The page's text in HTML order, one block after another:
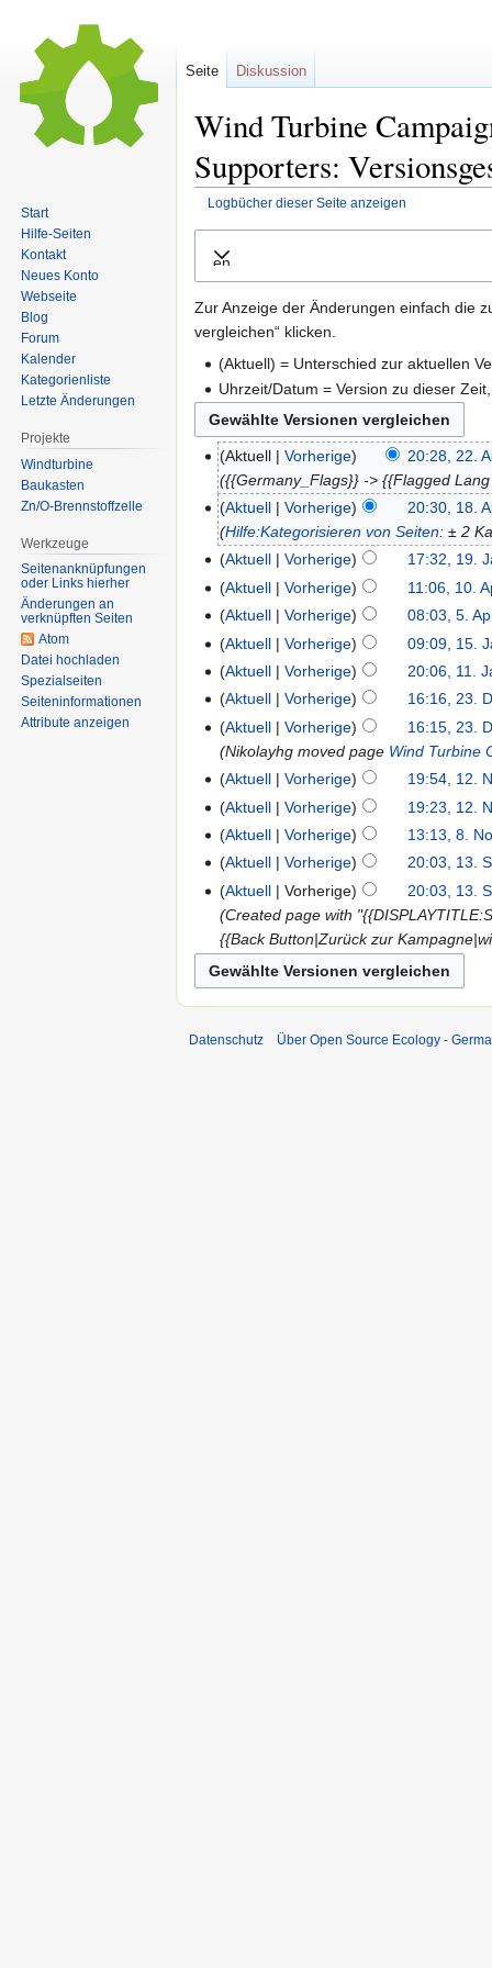
Wind Turbine
Supporters:
Logbücher dieser Seite anzeigen
Navigation
Suche
Ausklappen
Zur Anzeige der Änderungen einfach die
vergleichen“ klicken.
(Aktuell) = Unterschied zur aktuellen
Uhrzeit/Datum = Version zu dieser
Aktuell Vorherige
20:28, 22.
{{Germany_Flags}} -> {{Flagged
Aktuell
Vorherige
20:30, 18.
Hilfe:Kategorisieren von Seiten: ± 2
Aktuell
Vorherige
17:32, 19.
Aktuell
Vorherige
11:06, 10.
Aktuell
Vorherige
08:03, 5.
Aktuell
Vorherige
09:09, 15.
Aktuell
Vorherige
20:06, 11.
Aktuell
Vorherige
16:16, 23.
Aktuell
Vorherige
16:15, 23.
Nikolayhg moved page Wind Turbine
Aktuell
Vorherige
19:54, 12.
Aktuell
Vorherige
19:23, 12.
Aktuell
Vorherige
13:13, 8.
Aktuell
Vorherige
20:03, 13.
Aktuell
Vorherige
20:03, 13.
Created page with
{{Back Button|Zurück zur
Seite Diskussion
Start
Hilfe-Seiten
Kontakt
Neues Konto
Webseite
Blog
Forum
Kalender
Kategorienliste
Letzte Änderungen
Projekte
Windturbine
Baukasten
Zn/O-Brennstoffzelle
Werkzeuge
Seitenanknüpfungen
oder Links hierher
Änderungen an
verknüpften Seiten
Atom
Datei hochladen
Spezialseiten
Seiten­informationen
Attribute anzeigen
Datenschutz Über Open Source Ecology -